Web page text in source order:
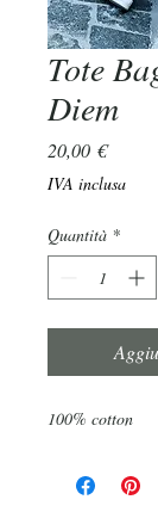
Tote
Diem
20,00 €Prezzo
IVA inclusa
Quantità *
100% cotton